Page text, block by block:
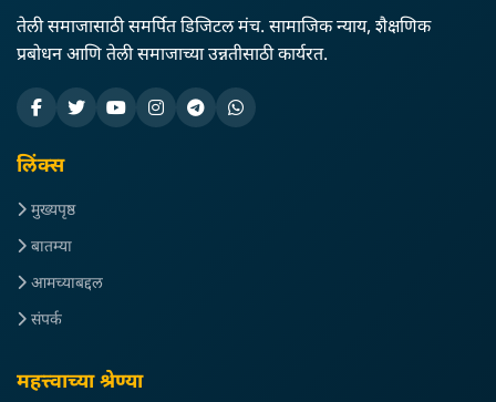
तेली समाजासाठी समर्पित डिजिटल मंच. सामाजिक न्याय, शैक्षणिक
प्रबोधन आणि तेली समाजाच्या उन्नतीसाठी कार्यरत.
लिंक्स
मुख्यपृष्ठ
बातम्या
आमच्याबद्दल
संपर्क
महत्त्वाच्या श्रेण्या